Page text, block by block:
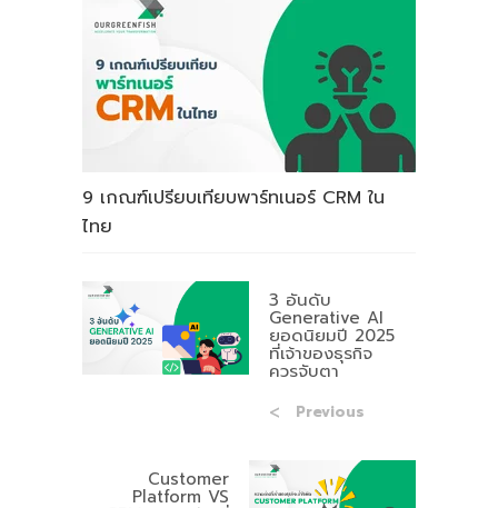
9 เกณฑ์เปรียบเทียบพาร์ทเนอร์ CRM ใน
ไทย
3 อันดับ
Generative AI
ยอดนิยมปี 2025
ที่เจ้าของธุรกิจ
ควรจับตา
Previous
Customer
Platform VS